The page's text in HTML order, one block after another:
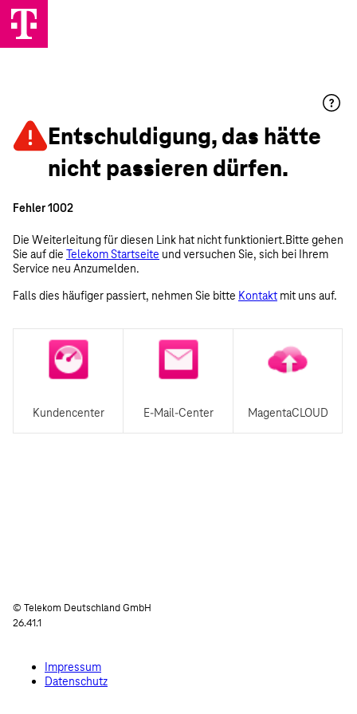
Entschuldigung, das hätte
nicht passieren dürfen.
Fehler 1002
Die Weiterleitung für diesen Link hat nicht funktioniert.Bitte gehen
Sie auf die Telekom Startseite und versuchen Sie, sich bei Ihrem
Service neu Anzumelden.
Falls dies häufiger passiert, nehmen Sie bitte Kontakt mit uns auf.
Kundencenter E-Mail-Center MagentaCLOUD
© Telekom Deutschland GmbH
26.41.1
Impressum
Datenschutz